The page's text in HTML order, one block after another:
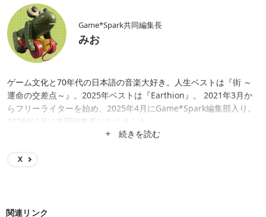
Game*Spark共同編集長
みお
ゲーム文化と70年代の日本語の音楽大好き。人生ベストは『街 ～
運命の交差点～』。2025年ベストは『Earthion』。 2021年3月か
らフリーライターを始め、2025年4月にGame*Spark編集部入り。
2026年1月に共同編集長になりました。
+ 続きを読む
X
関連リンク